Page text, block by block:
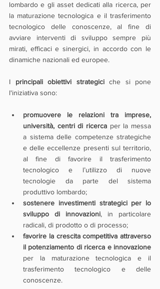
lombardo e gli asset dedicati alla ricerca, per
la maturazione tecnologica e il trasferimento
tecnologico delle conoscenze, al fine di
avviare interventi di sviluppo sempre più
mirati, efficaci e sinergici, in accordo con le
dinamiche nazionali ed europee.
I principali obiettivi strategici che si pone
l'iniziativa sono:
promuovere le relazioni tra imprese,
università, centri di ricerca per la messa
a sistema delle competenze strategiche
e delle eccellenze presenti sul territorio,
al fine di favorire il trasferimento
tecnologico e l’utilizzo di nuove
tecnologie da parte del sistema
produttivo lombardo;
sostenere investimenti strategici per lo
sviluppo di innovazioni, in particolare
radicali, di prodotto o di processo;
favorire la crescita competitiva attraverso
il potenziamento di ricerca e innovazione
per la maturazione tecnologica e il
trasferimento tecnologico e delle
conoscenze.